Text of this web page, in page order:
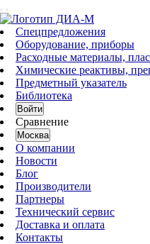
Спецпредложения
Оборудование, приборы
Расходные материалы,
Химические реактивы,
Предметный указатель
Библиотека
Войти
Сравнение
Москва
О компании
Новости
Блог
Производители
Партнеры
Технический сервис
Доставка и оплата
Контакты